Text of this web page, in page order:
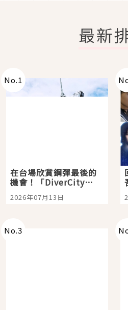
最新
No.1
在台場欣賞鋼彈最後的
機會！「DiverCity
Tokyo Plaza」搭船、
購物、美食及夜景，一
2026年07月13日
No.3